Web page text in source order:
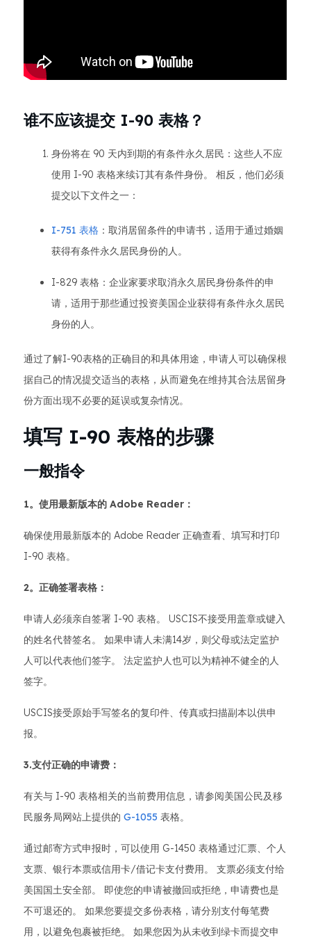
谁不应该提交 I-90 表格？
身份将在 90 天内到期的有条件永久居民：这些人不应
使用 I-90 表格来续订其有条件身份。 相反，他们必须
提交以下文件之一：
I-751 表格 ：取消居留条件的申请书，适用于通过婚姻
获得有条件永久居民身份的人。
I-829 表格：企业家要求取消永久居民身份条件的申
请，适用于那些通过投资美国企业获得有条件永久居民
身份的人。
通过了解I-90表格的正确目的和具体用途，申请人可以确保根
据自己的情况提交适当的表格，从而避免在维持其合法居留身
份方面出现不必要的延误或复杂情况。
填写 I-90 表格的步骤
一般指令
1。使用最新版本的 Adobe Reader：
确保使用最新版本的 Adobe Reader 正确查看、填写和打印
I-90 表格。
2。正确签署表格：
申请人必须亲自签署 I-90 表格。 USCIS不接受用盖章或键入
的姓名代替签名。 如果申请人未满14岁，则父母或法定监护
人可以代表他们签字。 法定监护人也可以为精神不健全的人
签字。
USCIS接受原始手写签名的复印件、传真或扫描副本以供申
报。
3.支付正确的申请费：
有关与 I-90 表格相关的当前费用信息，请参阅美国公民及移
民服务局网站上提供的 G-1055 表格。
通过邮寄方式申报时，可以使用 G-1450 表格通过汇票、个人
支票、银行本票或信用卡/借记卡支付费用。 支票必须支付给
美国国土安全部。 即使您的申请被撤回或拒绝，申请费也是
不可退还的。 如果您要提交多份表格，请分别支付每笔费
用，以避免包裹被拒绝。 如果您因为从未收到绿卡而提交申